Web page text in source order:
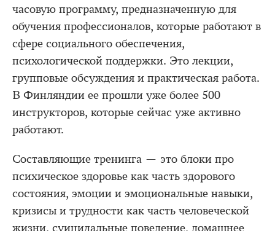
часовую программу, предназначенную для
обучения профессионалов, которые работают в
сфере социального обеспечения,
психологической поддержки. Это лекции,
групповые обсуждения и практическая работа.
В Финляндии ее прошли уже более 500
инструкторов, которые сейчас уже активно
работают.
Составляющие тренинга — это блоки про
психическое здоровье как часть здорового
состояния, эмоции и эмоциональные навыки,
кризисы и трудности как часть человеческой
жизни, суицидальные поведение, домашнее